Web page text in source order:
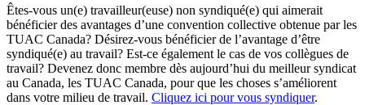
Êtes-vous un(e) travailleur(euse) non syndiqué(e) qui aimerait
bénéficier des avantages d’une convention collective obtenue par les
TUAC Canada? Désirez-vous bénéficier de l’avantage d’être
syndiqué(e) au travail? Est-ce également le cas de vos collègues de
travail? Devenez donc membre dès aujourd’hui du meilleur syndicat
au Canada, les TUAC Canada, pour que les choses s’améliorent
dans votre milieu de travail. Cliquez ici pour vous syndiquer.